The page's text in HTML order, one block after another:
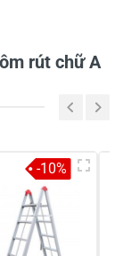
rút chữ A
-10%